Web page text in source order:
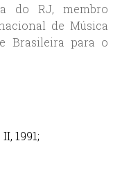
do RJ, membro
de Música
Brasileira para o
1991;